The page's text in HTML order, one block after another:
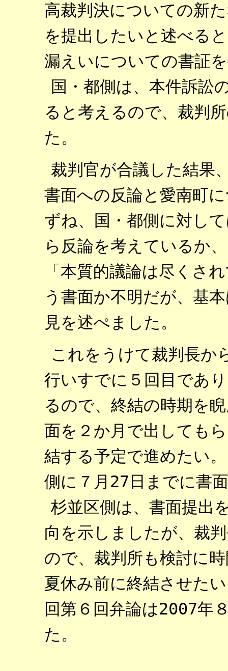
高裁判決についての新
を提出したいと述べる
漏えいについての書証
国・都側は、本件訴訟
ると考えるので、裁判
た。
裁判官が合議した結果
書面への反論と愛南町
ずね、国・都側に対し
ら反論を考えているか
「本質的議論は尽くさ
う書面か不明だが、基
見を述ぺました。
これをうけて裁判長か
行いすでに５回目であ
るので、終結の時期を
面を２か月で出しても
結する予定で進めたい
側に７月27日までに書
杉並区側は、書面提出
向を示しましたが、裁
ので、裁判所も検討に
夏休み前に終結させた
回第６回弁論は2007年
た。